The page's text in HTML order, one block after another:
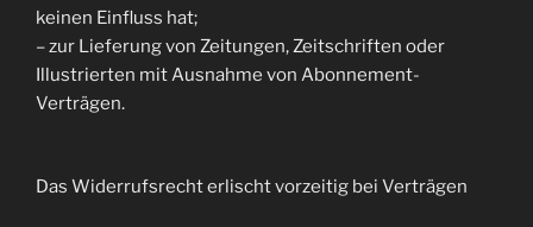
keinen Einfluss hat;
– zur Lieferung von Zeitungen, Zeitschriften oder
Illustrierten mit Ausnahme von Abonnement-
Verträgen.
Das Widerrufsrecht erlischt vorzeitig bei Verträgen